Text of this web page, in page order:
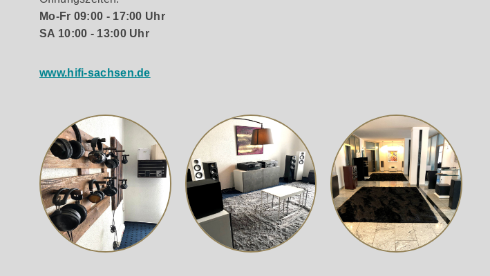
Mo-Fr 09:00 - 17:00 Uhr
SA 10:00 - 13:00 Uhr
www.hifi-sachsen.de